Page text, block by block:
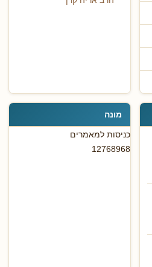
מונה
כניסות למאמרים
12768968